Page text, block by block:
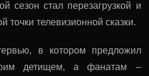
сезон стал перезагрузкой и
телевизионной сказки.
в котором предложил
детищем, а фанатам –